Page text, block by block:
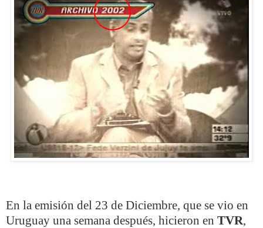
En la emisión del 23 de Diciembre, que se vio en
Uruguay una semana después, hicieron en TVR,